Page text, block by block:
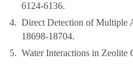
6124-6136.
4. Direct Detection of Multiple
18698-18704.
5. Water Interactions in Zeolite